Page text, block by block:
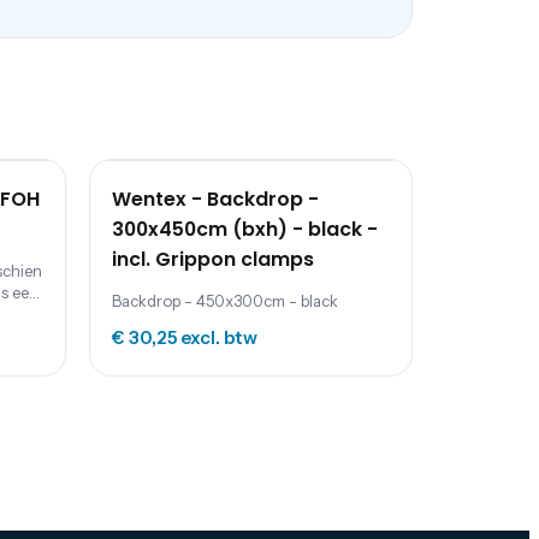
Wentex - Backdrop -
300x450cm (bxh) - black -
incl. Grippon clamps
Backdrop - 450x300cm - black
€ 30,25 excl. btw